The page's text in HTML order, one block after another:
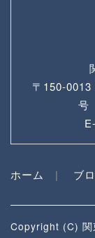
〒150-
号
ホーム ブ
Copyright (C) 関